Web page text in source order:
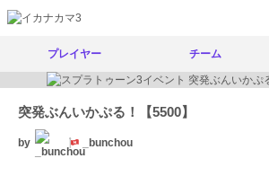
プレイヤー チーム
突発ぶんいかぷる！【5500】
by _bunchou